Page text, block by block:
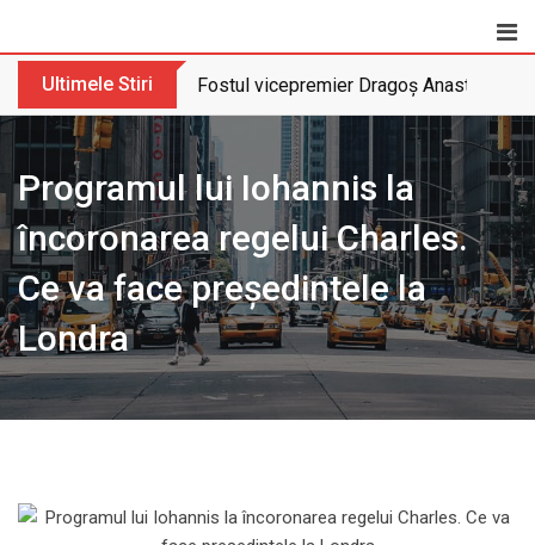
Ultimele Stiri Fostul vicepremier Dragoș Anastasiu
Programul lui Iohannis la
încoronarea regelui Charles.
Ce va face președintele la
Londra